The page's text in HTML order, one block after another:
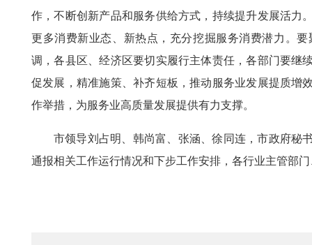
作，不断创新产品和服务供给方式，持续提升发展活力
更多消费新业态、新热点，充分挖掘服务消费潜力。
调，各县区、经济区要切实履行主体责任，各部门要继
促发展，精准施策、补齐短板，推动服务业发展提质增
作举措，为服务业高质量发展提供有力支撑。
市领导刘占明、韩尚富、张涵、徐同连，市政府秘
通报相关工作运行情况和下步工作安排，各行业主管部